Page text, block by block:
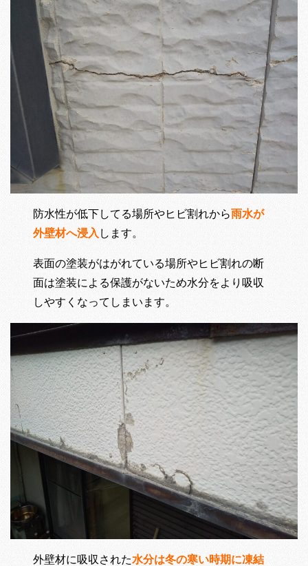
防水性が低下してる場所やヒビ割れから雨水が
外壁材へ浸入 します。
表面の塗装がはがれている場所やヒビ割れの断
面は塗装による保護がないため水分をより吸収
しやすくなってしまいます。
外壁材に吸収された水分は冬の寒い時期に凍結